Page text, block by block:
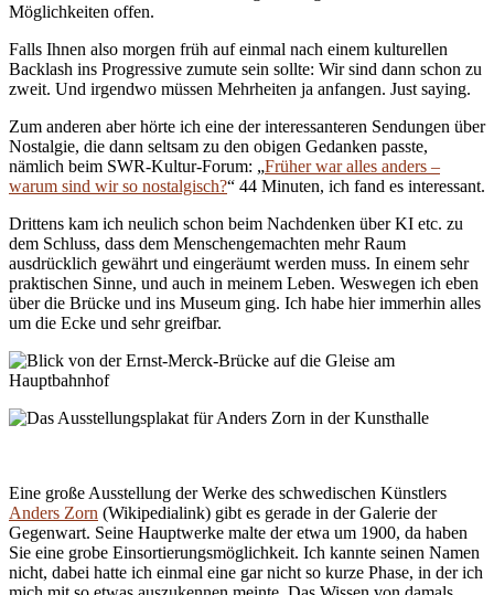
Möglichkeiten offen.
Falls Ihnen also morgen früh auf einmal nach einem kulturellen
Backlash ins Progressive zumute sein sollte: Wir sind dann schon zu
zweit. Und irgendwo müssen Mehrheiten ja anfangen. Just saying.
Zum anderen aber hörte ich eine der interessanteren Sendungen über
Nostalgie, die dann seltsam zu den obigen Gedanken passte,
nämlich beim SWR-Kultur-Forum: „Früher war alles anders –
warum sind wir so nostalgisch?“ 44 Minuten, ich fand es interessant.
Drittens kam ich neulich schon beim Nachdenken über KI etc. zu
dem Schluss, dass dem Menschengemachten mehr Raum
ausdrücklich gewährt und eingeräumt werden muss. In einem sehr
praktischen Sinne, und auch in meinem Leben. Weswegen ich eben
über die Brücke und ins Museum ging. Ich habe hier immerhin alles
um die Ecke und sehr greifbar.
Eine große Ausstellung der Werke des schwedischen Künstlers
Anders Zorn (Wikipedialink) gibt es gerade in der Galerie der
Gegenwart. Seine Hauptwerke malte der etwa um 1900, da haben
Sie eine grobe Einsortierungsmöglichkeit. Ich kannte seinen Namen
nicht, dabei hatte ich einmal eine gar nicht so kurze Phase, in der ich